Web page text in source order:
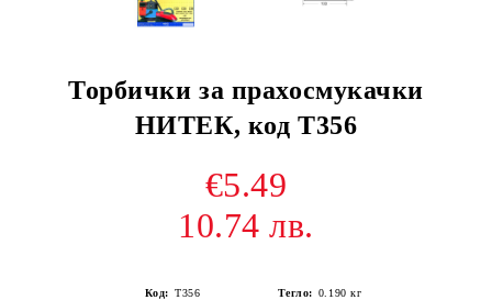
Торбички за прахосмукачки
НИТЕК, код Т356
€5.49
10.74 лв.
Код: Т356 Тегло: 0.190 кг